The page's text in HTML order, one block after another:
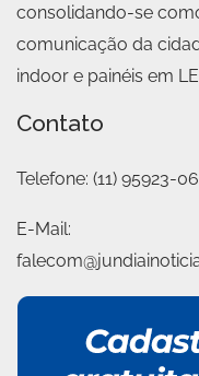
consolidando-se
comunicação da
indoor e painéis em
Contato
Telefone: (11) 95923-
E-Mail: